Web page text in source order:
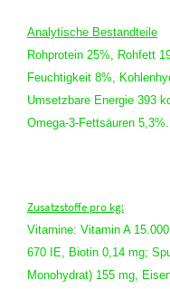
Analytische Bestandteile
Rohprotein 25%, Rohfett
Feuchtigkeit 8%,
Umsetzbare Energie 393
Omega-3-Fettsäuren 5,3%.
Zusatzstoffe pro kg:
Vitamine: Vitamin A
670 IE, Biotin 0,14 mg;
Monohydrat) 155 mg,